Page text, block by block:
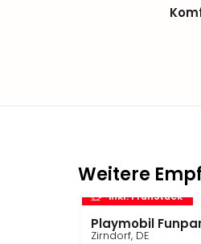
Weitere
inkl. Frühstück
Playmobil
Zirndorf, DE